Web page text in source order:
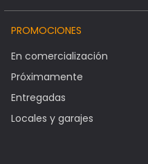
PROMOCIONES
En comercialización
Próximamente
Entregadas
Locales y garajes